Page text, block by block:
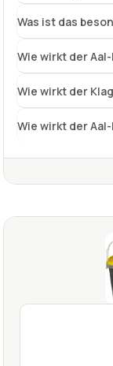
Was ist das
Wie wirkt der
Wie wirkt der
Wie wirkt der